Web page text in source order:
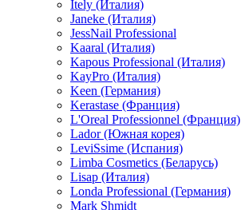
Itely (Италия)
Janeke (Италия)
JessNail Professional
Kaaral (Италия)
Kapous Professional (Италия)
KayPro (Италия)
Keen (Германия)
Kerastase (Франция)
L'Oreal Professionnel (Франция)
Lador (Южная корея)
LeviSsime (Испания)
Limba Cosmetics (Беларусь)
Lisap (Италия)
Londa Professional (Германия)
Mark Shmidt